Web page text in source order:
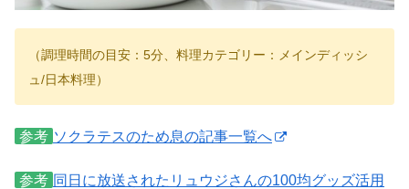
（調理時間の目安：5分、料理カテゴリー：メインディッシ
ュ/日本料理）
参考 ソクラテスのため息の記事一覧へ
参考 同日に放送されたリュウジさんの100均グッズ活用